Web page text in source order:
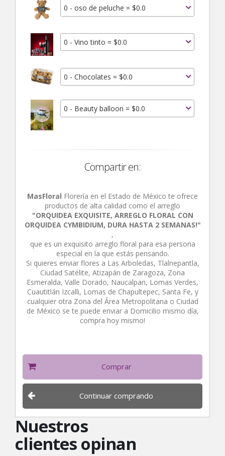
0 - oso de peluche = $0.0
0 - Vino tinto = $0.0
0 - Chocolates = $0.0
0 - Beauty balloon = $0.0
Compartir en:
MasFloral Florería en el Estado de México te ofrece
productos de alta calidad como el arreglo
"ORQUIDEA EXQUISITE, ARREGLO FLORAL CON
ORQUIDEA CYMBIDIUM, DURA HASTA 2 SEMANAS!"
,
que es un exquisito arreglo floral para esa persona
especial en la que estás pensando.
Si quieres enviar flores a Las Arboledas, Tlalnepantla,
Ciudad Satélite, Atizapán de Zaragoza, Zona
Esmeralda, Valle Dorado, Naucalpan, Lomas Verdes,
Cuautitlán Izcalli, Lomas de Chapultepec, Santa Fe, y
cualquier otra Zona del Área Metropolitana o Ciudad
de México se te puede enviar a Domicilio mismo día,
compra hoy mismo!
Comprar
Continuar comprando
Nuestros
clientes opinan